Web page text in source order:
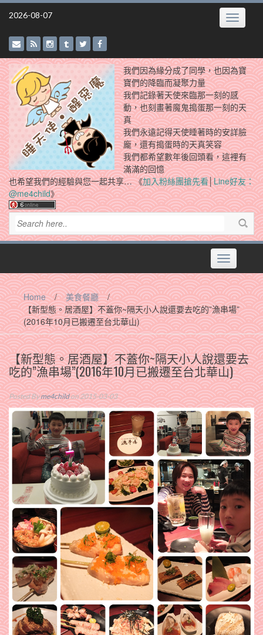
Skip
2026-08-07 Toggle
我們因為緣分成了同學，也因為寶
寶們的降臨而凝聚力量
我們記錄著天使來臨那一刻的感
動，也刻畫著魔鬼搗蛋那一刻的天
真
我們永遠記得天使睡著時的安詳臉
龐，還有搗蛋時的天真笑容
我們都希望數年後回頭看，這裡有
滿滿的回憶
也希望我們的經驗與您一起共享… 《加入粉絲團搶先看│Line好友：
@me4child》
Toggle
navigation
Home / 美食餐廳
/
【新型態。居酒屋】不蓋你~隔天小人說還要去吃的”漁串場”
(2016年10月已搬遷至台北華山)
【新型態。居酒屋】不蓋你~隔天小人說還要去
吃的”漁串場”(2016年10月已搬遷至台北華山)
Posted Byme4childon 2015-03-03